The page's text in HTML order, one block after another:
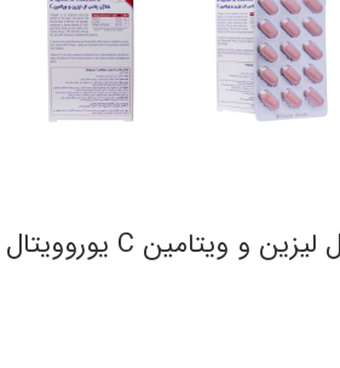
قرص کلاژن پلاس ال لیزین و ویتامین C یوروویتال